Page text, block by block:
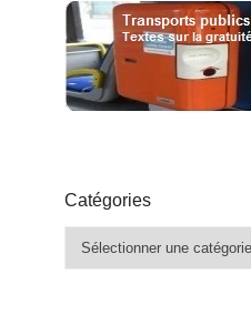
Catégories
Catégories